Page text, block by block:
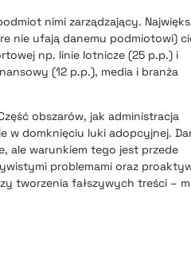
nimi zarządzający.
nie ufają danemu podmiotowi)
np. linie lotnicze (25 p.p.) i
(12 p.p.), media i branża
obszarów, jak administracja
w domknięciu luki adopcyjnej.
ale warunkiem tego jest przede
problemami oraz
tworzenia fałszywych treści –